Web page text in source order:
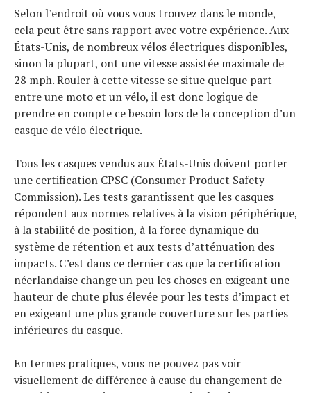
Selon l’endroit où vous vous trouvez dans le monde,
cela peut être sans rapport avec votre expérience. Aux
États-Unis, de nombreux vélos électriques disponibles,
sinon la plupart, ont une vitesse assistée maximale de
28 mph. Rouler à cette vitesse se situe quelque part
entre une moto et un vélo, il est donc logique de
prendre en compte ce besoin lors de la conception d’un
casque de vélo électrique.
Tous les casques vendus aux États-Unis doivent porter
une certification CPSC (Consumer Product Safety
Commission). Les tests garantissent que les casques
répondent aux normes relatives à la vision périphérique,
à la stabilité de position, à la force dynamique du
système de rétention et aux tests d’atténuation des
impacts. C’est dans ce dernier cas que la certification
néerlandaise change un peu les choses en exigeant une
hauteur de chute plus élevée pour les tests d’impact et
en exigeant une plus grande couverture sur les parties
inférieures du casque.
En termes pratiques, vous ne pouvez pas voir
visuellement de différence à cause du changement de
Actualités
Technologies
Tests de produits
Conseils
Tendances
À propos